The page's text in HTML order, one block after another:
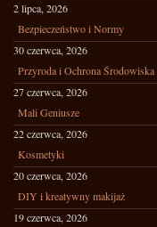
2 lipca, 2026
Bezpieczeństwo i Normy
30 czerwca, 2026
Przyroda i Ochrona Środowiska
27 czerwca, 2026
Mali Geniusze
22 czerwca, 2026
Kosmetyki
20 czerwca, 2026
DIY i kreatywny makijaż
19 czerwca, 2026